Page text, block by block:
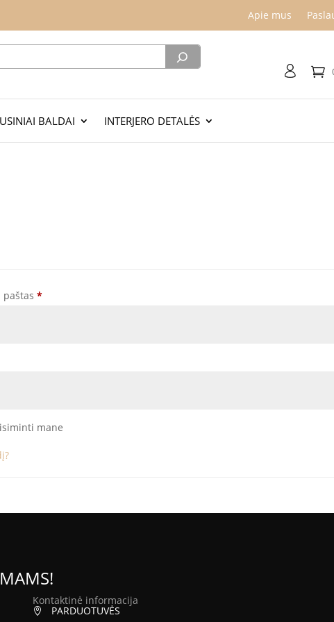
Apie mus
BALDAI INTERJERO DETALĖS
paštas *Privalomas
mane
Kontaktinė informacija
 PARDUOTUVĖS